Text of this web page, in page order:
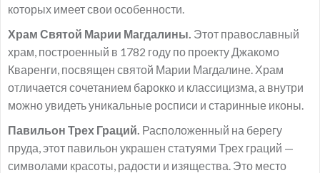
которых имеет свои особенности.
Храм Святой Марии Магдалины. Этот православный
храм, построенный в 1782 году по проекту Джакомо
Кваренги, посвящен святой Марии Магдалине. Храм
отличается сочетанием барокко и классицизма, а внутри
можно увидеть уникальные росписи и старинные иконы.
Павильон Трех Граций. Расположенный на берегу
пруда, этот павильон украшен статуями Трех граций —
символами красоты, радости и изящества. Это место